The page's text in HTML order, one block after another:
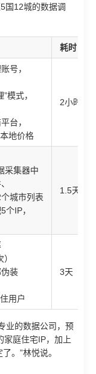
国12城的数据调
耗时
号，
模式，
台，
地价格
2小时
采集器中
城市列表
个IP，
1.5天
装
用户
3天
业的数据公司，预
家庭住宅IP，加上
。”林悦说。